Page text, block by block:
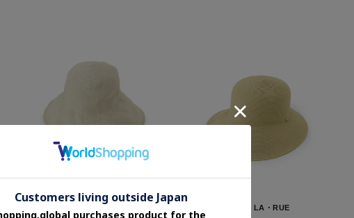
SHOO・LA・RUE